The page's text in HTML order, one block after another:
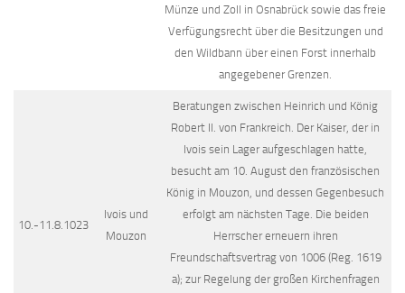
Münze und Zoll in Osnabrück sowie das freie
Verfügungsrecht über die Besitzungen und
den Wildbann über einen Forst innerhalb
angegebener Grenzen.
10.-11.8.1023
Ivois und
Mouzon
Beratungen zwischen Heinrich und König
Robert II. von Frankreich. Der Kaiser, der in
Ivois sein Lager aufgeschlagen hatte,
besucht am 10. August den französischen
König in Mouzon, und dessen Gegenbesuch
erfolgt am nächsten Tage. Die beiden
Herrscher erneuern ihren
Freundschaftsvertrag von 1006 (Reg. 1619
a); zur Regelung der großen Kirchenfragen